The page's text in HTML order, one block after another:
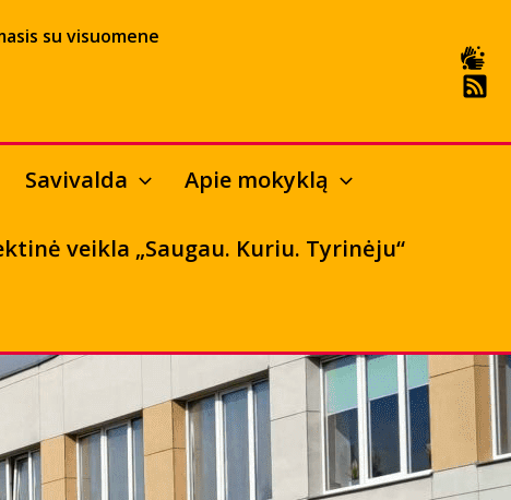
su visuomene
Savivalda Apie mokyklą
veikla „Saugau. Kuriu. Tyrinėju“